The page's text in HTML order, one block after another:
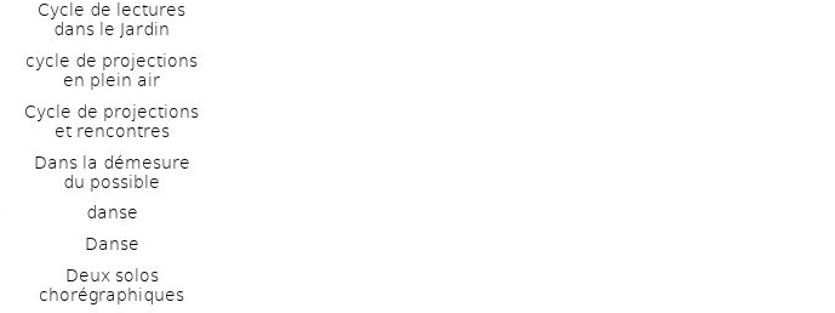
Cycle de lectures
dans le Jardin
cycle de projections
en plein air
Cycle de projections
et rencontres
Dans la démesure
du possible
danse
Danse
Deux solos
chorégraphiques